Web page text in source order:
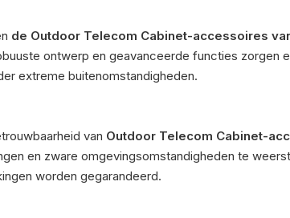
de Outdoor Telecom Cabinet-accessoires
ontwerp en geavanceerde functies zorgen
extreme buitenomstandigheden.
van Outdoor Telecom Cabinet-
en zware omgevingsomstandigheden te
worden gegarandeerd.